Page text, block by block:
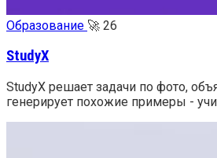
Образование 🚀 26
StudyX
StudyX решает задачи по фото,
генерирует похожие примеры -